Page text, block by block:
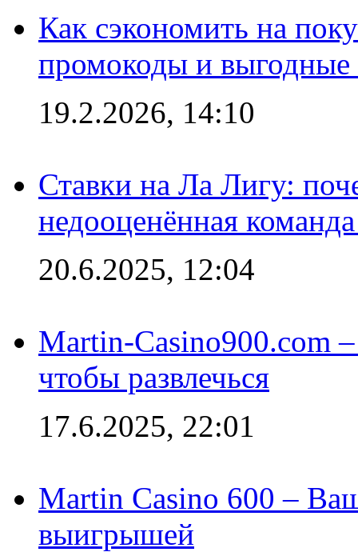
Как сэкономить на
промокоды и выгодные
19.2.2026, 14:10
Ставки на Ла Лигу:
недооценённая
20.6.2025, 12:04
Martin-Casino900.com
чтобы развлечься
17.6.2025, 22:01
Martin Casino 600 –
выигрышей